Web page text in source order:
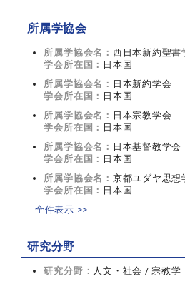
所属学協会
所属学協会名： 西日本新約聖書
学会所在国： 日本国
所属学協会名： 日本新約学会
学会所在国： 日本国
所属学協会名： 日本宗教学会
学会所在国： 日本国
所属学協会名： 日本基督教学会
学会所在国： 日本国
所属学協会名： 京都ユダヤ思想
学会所在国： 日本国
全件表示 >>
研究分野
研究分野： 人文・社会 / 宗教学